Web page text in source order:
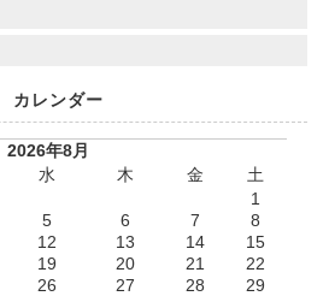
カレンダー
2026年8月
水 木 金
土
1
5 6 7
8
12 13 14
15
19 20 21
22
26 27 28
29